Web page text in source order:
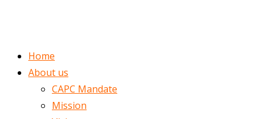
Home
About us
CAPC Mandate
Mission